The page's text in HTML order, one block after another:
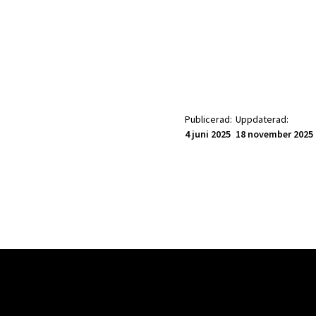
Publicerad:
4 juni 2025
Uppdaterad:
18 november 2025